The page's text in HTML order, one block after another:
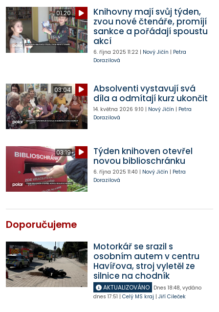
01:20
Knihovny mají svůj týden,
zvou nové čtenáře, promíjí
sankce a pořádají spoustu
akcí
6. října 2025 11:22| Nový Jičín | Petra
Dorazilová
03:04
Absolventi vystavují svá
díla a odmítají kurz ukončit
14. května 2026 9:10 | Nový Jičín | Petra
Dorazilová
03:19
Týden knihoven otevřel
novou biblioschránku
6. října 2025 11:40 | Nový Jičín | Petra
Dorazilová
Doporučujeme
Motorkář se srazil s
osobním autem v centru
Havířova, stroj vyletěl ze
silnice na chodník
AKTUALIZOVÁNO Dnes 18:48, vydáno
dnes 17:51 | Celý MS kraj | Jiří Cileček